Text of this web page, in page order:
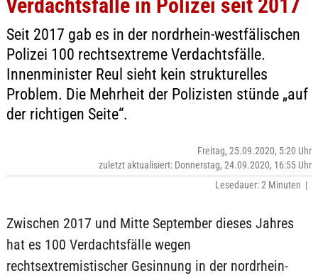
Verdachtsfälle in Polizei seit 2017
Seit 2017 gab es in der nordrhein-westfälischen
Polizei 100 rechtsextreme Verdachtsfälle.
Innenminister Reul sieht kein strukturelles
Problem. Die Mehrheit der Polizisten stünde „auf
der richtigen Seite“.
Freitag, 25.09.2020, 5:20 Uhr
zuletzt aktualisiert: Donnerstag, 24.09.2020, 16:55 Uhr
Lesedauer: 2 Minuten |
Zwischen 2017 und Mitte September dieses Jahres
hat es 100 Verdachtsfälle wegen
rechtsextremistischer Gesinnung in der nordrhein-